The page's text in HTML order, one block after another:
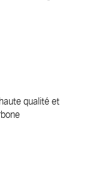
qualité et